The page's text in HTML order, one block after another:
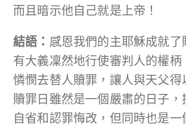
而且暗示他自己就是上帝！
結語： 感恩我們的主耶穌成就了
有大義凜然地行使審判人的權柄
憐憫去替人贖罪，讓人與天父得
贖罪日雖然是一個嚴肅的日子，
自省和認罪悔改，但同時也是